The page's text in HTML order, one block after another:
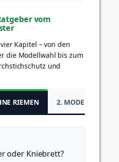
vom
Kapitel – von den
die Modellwahl bis zum
und
RIEMEN 2. MODELLE &
oder Kniebrett?